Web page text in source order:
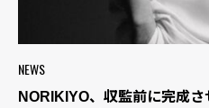
NEWS
NORIKIYO、収監前に完成